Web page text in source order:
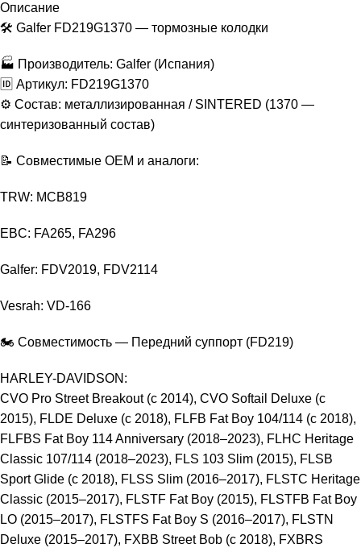
Описание
🛠 Galfer FD219G1370 — тормозные колодки
🏭 Производитель: Galfer (Испания)
🆔 Артикул: FD219G1370
⚙️ Состав: металлизированная / SINTERED (1370 —
синтеризованный состав)
📝 Совместимые OEM и аналоги:
TRW: МСВ819
EBC: FA265, FA296
Galfer: FDV2019, FDV2114
Vesrah: VD-166
🏍️ Совместимость — Передний суппорт (FD219)
HARLEY-DAVIDSON:
CVO Pro Street Breakout (с 2014), CVO Softail Deluxe (с
2015), FLDE Deluxe (с 2018), FLFB Fat Boy 104/114 (с 2018),
FLFBS Fat Boy 114 Anniversary (2018–2023), FLHC Heritage
Classic 107/114 (2018–2023), FLS 103 Slim (2015), FLSB
Sport Glide (с 2018), FLSS Slim (2016–2017), FLSTC Heritage
Classic (2015–2017), FLSTF Fat Boy (2015), FLSTFB Fat Boy
LO (2015–2017), FLSTFS Fat Boy S (2016–2017), FLSTN
Deluxe (2015–2017), FXBB Street Bob (с 2018), FXBRS